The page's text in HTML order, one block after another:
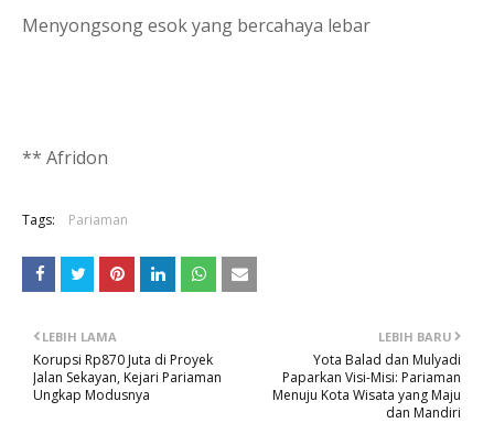
Menyongsong esok yang bercahaya lebar
** Afridon
Tags: Pariaman
LEBIH BARU
Yota Balad dan Mulyadi
Paparkan Visi-Misi: Pariaman
Menuju Kota Wisata yang Maju
dan Mandiri
LEBIH LAMA
Korupsi Rp870 Juta di Proyek
Jalan Sekayan, Kejari Pariaman
Ungkap Modusnya